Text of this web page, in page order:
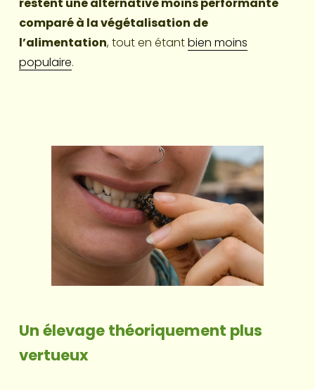
comparé à la végétalisation de
l’alimentation, tout en étant bien moins
populaire.
Un élevage théoriquement plus
vertueux